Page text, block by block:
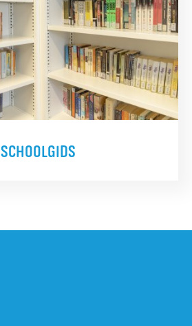
SCHOOLGIDS